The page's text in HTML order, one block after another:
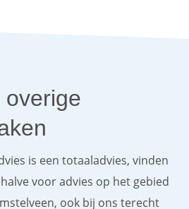
overige
is een totaaladvies, vinden
voor advies op het gebied
ook bij ons terecht